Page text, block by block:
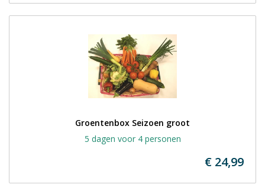
Groentenbox Seizoen groot
5 dagen voor 4 personen
€ 24,99